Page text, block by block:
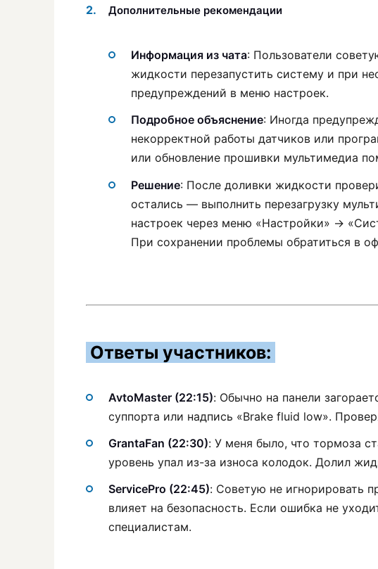
Дополнительные рекомендации
Информация из чата: Пользователи
жидкости перезапустить систему и при
предупреждений в меню настроек.
Подробное объяснение: Иногда
некорректной работы датчиков или
или обновление прошивки мультимедиа
Решение: После доливки жидкости
остались — выполнить перезагрузку
настроек через меню «Настройки» →
При сохранении проблемы обратиться в
Ответы участников:
AvtoMaster (22:15): Обычно на панели
суппорта или надпись «Brake fluid low».
GrantaFan (22:30): У меня было, что тормоза
уровень упал из-за износа колодок. Долил
ServicePro (22:45): Советую не игнорировать
влияет на безопасность. Если ошибка не
специалистам.